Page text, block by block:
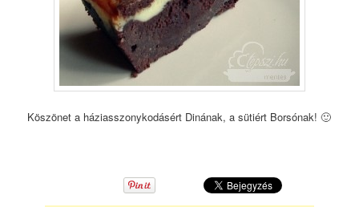
Köszönet a háziasszonykodásért Dinának, a sütiért Borsónak! 🙂